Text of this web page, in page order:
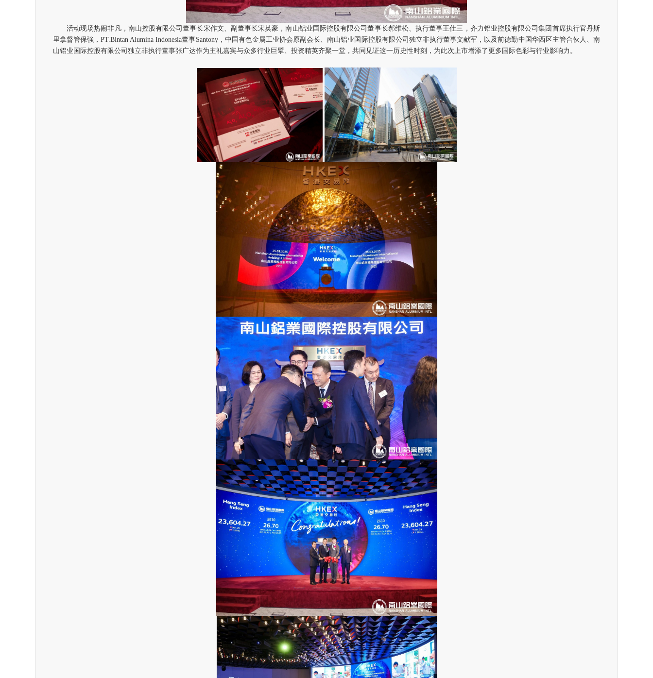
活动现场热闹非凡，南山控股有限公司董事长宋作文、副董事长宋英豪，南山铝业国际控股有限公司董事长郝维松、执行董事王仕三，齐力铝业控股有限公司集团首席执行官丹斯
里拿督管保強，PT.Bintan Alumina Indonesia董事Santony，中国有色金属工业协会原副会长、南山铝业国际控股有限公司独立非执行董事文献军，以及前德勤中国华西区主管合伙人、南
山铝业国际控股有限公司独立非执行董事张广达作为主礼嘉宾与众多行业巨擘、投资精英齐聚一堂，共同见证这一历史性时刻，为此次上市增添了更多国际色彩与行业影响力。